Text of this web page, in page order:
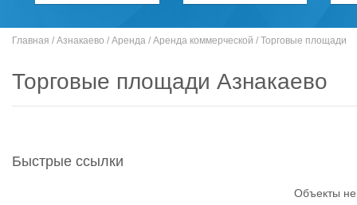
Главная / Азнакаево / Аренда / Аренда коммерческой / Торговые площади
Торговые площади Азнакаево
Быстрые ссылки
Объекты